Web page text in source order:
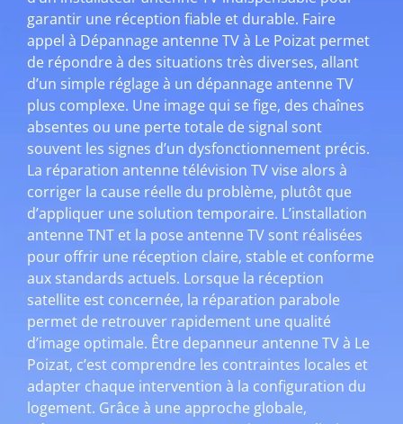
garantir une réception fiable et durable. Faire
appel à Dépannage antenne TV à Le Poizat permet
de répondre à des situations très diverses, allant
d’un simple réglage à un dépannage antenne TV
plus complexe. Une image qui se fige, des chaînes
absentes ou une perte totale de signal sont
souvent les signes d’un dysfonctionnement précis.
La réparation antenne télévision TV vise alors à
corriger la cause réelle du problème, plutôt que
d’appliquer une solution temporaire. L’installation
antenne TNT et la pose antenne TV sont réalisées
pour offrir une réception claire, stable et conforme
aux standards actuels. Lorsque la réception
satellite est concernée, la réparation parabole
permet de retrouver rapidement une qualité
d’image optimale. Être depanneur antenne TV à Le
Poizat, c’est comprendre les contraintes locales et
adapter chaque intervention à la configuration du
logement. Grâce à une approche globale,